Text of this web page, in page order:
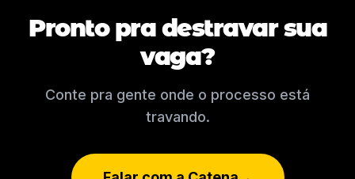
Pronto pra destravar sua
vaga?
Conte pra gente onde o processo está
travando.